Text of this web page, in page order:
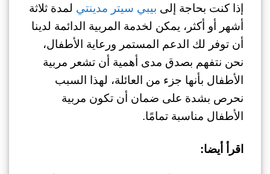
إذا كنت بحاجة إلى بيبي سيتر مدينتي لمدة ثلاثة
أشهر أو أكثر، يمكن لخدمة المربية الدائمة لدينا
أن توفر لك الدعم المستمر ورعاية الأطفال،
نحن نتفهم بصدق مدى أهمية أن تشعر مربية
الأطفال بأنها جزء من العائلة، لهذا السبب
نحرص بشدة على ضمان أن تكون مربية
الأطفال مناسبة تمامًا.
اقرأ أيضا: